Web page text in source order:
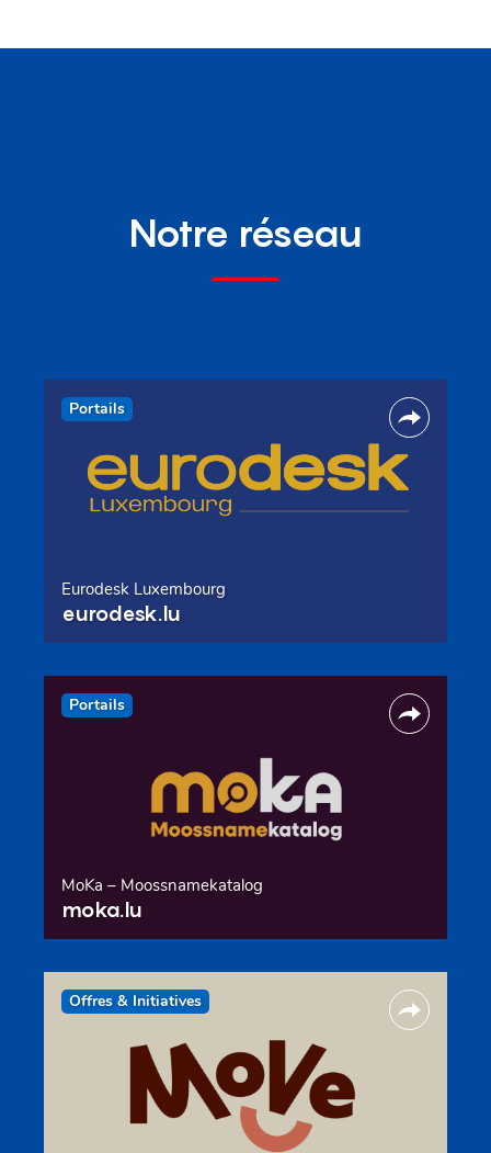
Notre réseau
Portails
Eurodesk Luxembourg
eurodesk.lu
Portails
MoKa – Moossnamekatalog
moka.lu
Offres & Initiatives